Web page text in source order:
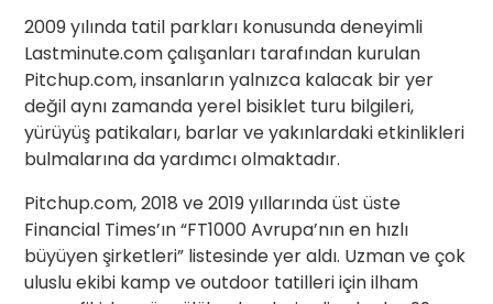
2009 yılında tatil parkları konusunda deneyimli
Lastminute.com çalışanları tarafından kurulan
Pitchup.com, insanların yalnızca kalacak bir yer
değil aynı zamanda yerel bisiklet turu bilgileri,
yürüyüş patikaları, barlar ve yakınlardaki etkinlikleri
bulmalarına da yardımcı olmaktadır.
Pitchup.com, 2018 ve 2019 yıllarında üst üste
Financial Times’ın “FT1000 Avrupa’nın en hızlı
büyüyen şirketleri” listesinde yer aldı. Uzman ve çok
uluslu ekibi kamp ve outdoor tatilleri için ilham